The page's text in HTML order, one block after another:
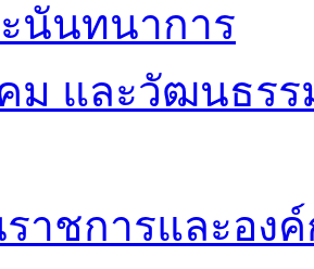
นันทนาการ
ม และวัฒนธรร
าชการและอง